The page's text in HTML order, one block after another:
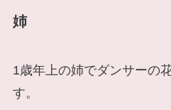
姉
1歳年上の姉でダンサーの
す。